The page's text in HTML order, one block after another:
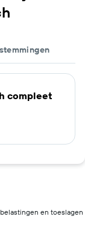
compleet
en toeslagen